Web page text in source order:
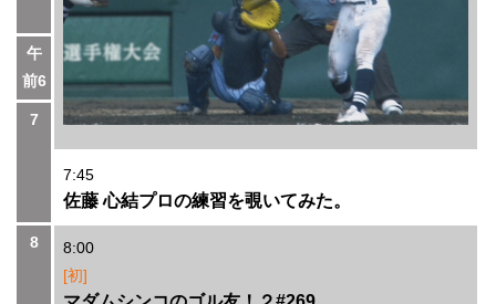
午
前6
7
7:45
佐藤 心結プロの練習を覗いてみた。
8
8:00
[初]